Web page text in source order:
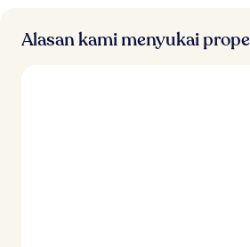
r
a
Alasan kami menyukai